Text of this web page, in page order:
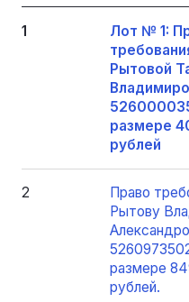
1
Лот № 1:
Рытовой
размере
рублей
2
Право
Рытову
размере
рублей.